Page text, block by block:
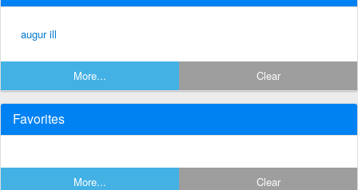
augur ill
More... Clear
Favorites
More... Clear